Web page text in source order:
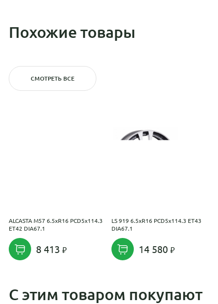
Похожие товары
СМОТРЕТЬ ВСЕ
ALCASTA M57 6.5xR16 PCD5x114.3
ET42 DIA67.1
8 413
LS 919 6.5xR16 PCD5x114.3 ET43
DIA67.1
14 580
С этим товаром покупают